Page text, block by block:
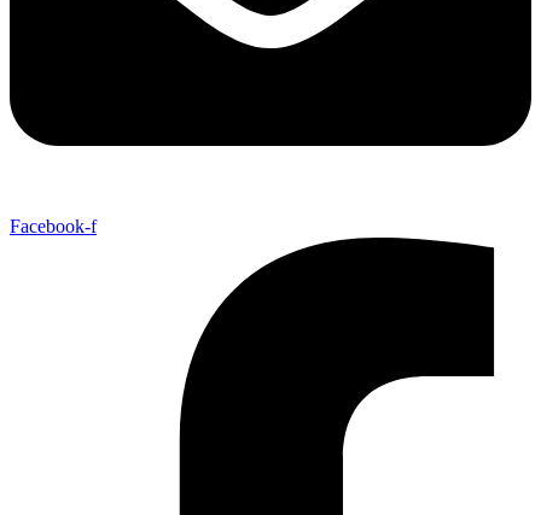
Facebook-f